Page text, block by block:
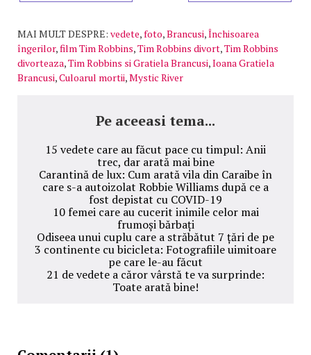
MAI MULT DESPRE: vedete,foto,Brancusi,Închisoarea
îngerilor,film Tim Robbins,Tim Robbins divort,Tim Robbins
divorteaza,Tim Robbins si Gratiela Brancusi,Ioana Gratiela
Brancusi,Culoarul mortii,Mystic River
Pe aceeasi tema...
15 vedete care au făcut pace cu timpul: Anii
trec, dar arată mai bine
Carantină de lux: Cum arată vila din Caraibe în
care s-a autoizolat Robbie Williams după ce a
fost depistat cu COVID-19
10 femei care au cucerit inimile celor mai
frumoși bărbați
Odiseea unui cuplu care a străbătut 7 țări de pe
3 continente cu bicicleta: Fotografiile uimitoare
pe care le-au făcut
21 de vedete a căror vârstă te va surprinde:
Toate arată bine!